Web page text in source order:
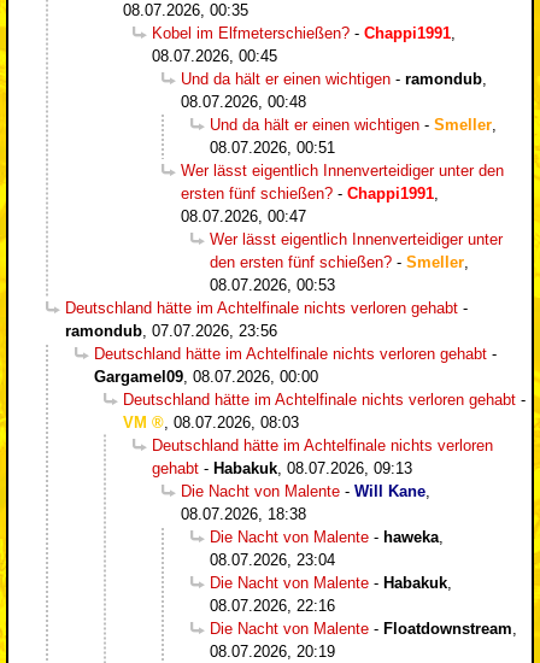
08.07.2026, 00:35
Kobel im Elfmeterschießen? - Chappi1991,
08.07.2026, 00:45
Und da hält er einen wichtigen - ramondub,
08.07.2026, 00:48
Und da hält er einen wichtigen - Smeller,
08.07.2026, 00:51
Wer lässt eigentlich Innenverteidiger unter den
ersten fünf schießen? - Chappi1991,
08.07.2026, 00:47
Wer lässt eigentlich Innenverteidiger unter
den ersten fünf schießen? - Smeller,
08.07.2026, 00:53
Deutschland hätte im Achtelfinale nichts verloren gehabt -
ramondub, 07.07.2026, 23:56
Deutschland hätte im Achtelfinale nichts verloren gehabt -
Gargamel09, 08.07.2026, 00:00
Deutschland hätte im Achtelfinale nichts verloren gehabt -
VM
, 08.07.2026, 08:03
Deutschland hätte im Achtelfinale nichts verloren
gehabt - Habakuk, 08.07.2026, 09:13
Die Nacht von Malente - Will Kane,
08.07.2026, 18:38
Die Nacht von Malente - haweka,
08.07.2026, 23:04
Die Nacht von Malente - Habakuk,
08.07.2026, 22:16
Die Nacht von Malente - Floatdownstream,
08.07.2026, 20:19